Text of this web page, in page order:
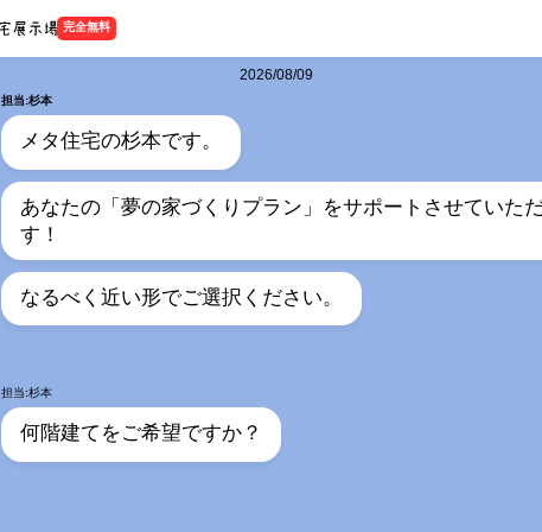
完全無料
2026/08/09
担当:杉本
メタ住宅の杉本です。
あなたの「夢の家づくりプラン」をサポートさせていた
す！
なるべく近い形でご選択ください。
担当:杉本
何階建てをご希望ですか？